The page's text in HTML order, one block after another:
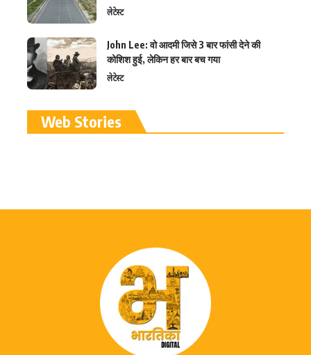
लेटेस्ट
John Lee: वो आदमी जिसे 3 बार फांसी देने की
कोशिश हुई, लेकिन हर बार बच गया
लेटेस्ट
Web Storiesरामलला विग्रह की प्राण
प्रतिष्ठा